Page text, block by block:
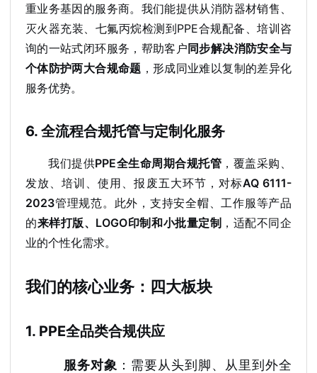
重业务基因的服务商。我们能提供从消防器材销售、
灭火器充装、七氟丙烷检测到PPE合规配备、培训咨
询的一站式闭环服务，帮助客户同步解决消防安全与
个体防护两大合规命题 ，形成同业难以复制的差异化
服务优势。
6. 全流程合规托管与定制化服务
我们提供PPE全生命周期合规托管 ，覆盖采购、
发放、培训、使用、报废五大环节，对标AQ 6111-
2023管理规范。此外，支持安全帽、工作服等产品
的来样打版、LOGO印制和小批量定制 ，适配不同企
业的个性化需求。
我们的核心业务：四大板块
1. PPE全品类合规供应
服务对象 ：需要从头到脚、从里到外全